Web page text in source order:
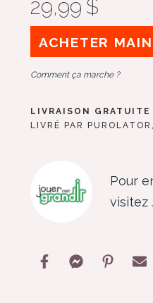
29,99 $
ACHETER
Comment ça marche ?
LIVRAISON
LIVRÉ PAR
Pour
visitez